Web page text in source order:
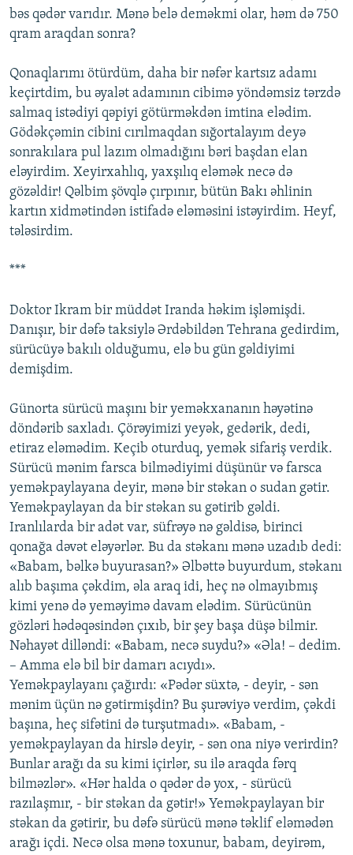
bəs qədər varıdır. Mənə belə deməkmi olar, həm də 750
qram araqdan sonra?
Qonaqlarımı ötürdüm, daha bir nəfər kartsız adamı
keçirtdim, bu əyalət adamının cibimə yöndəmsiz tərzdə
salmaq istədiyi qəpiyi götürməkdən imtina elədim.
Gödəkçəmin cibini cırılmaqdan sığortalayım deyə
sonrakılara pul lazım olmadığını bəri başdan elan
eləyirdim. Xeyirxahlıq, yaxşılıq eləmək necə də
gözəldir! Qəlbim şövqlə çırpınır, bütün Bakı əhlinin
kartın xidmətindən istifadə eləməsini istəyirdim. Heyf,
tələsirdim.
***
Doktor Ikram bir müddət Iranda həkim işləmişdi.
Danışır, bir dəfə taksiylə Ərdəbildən Tehrana gedirdim,
sürücüyə bakılı olduğumu, elə bu gün gəldiyimi
demişdim.
Günorta sürücü maşını bir yeməkxananın həyətinə
döndərib saxladı. Çörəyimizi yeyək, gedərik, dedi,
etiraz eləmədim. Keçib oturduq, yemək sifariş verdik.
Sürücü mənim farsca bilmədiyimi düşünür və farsca
yeməkpaylayana deyir, mənə bir stəkan o sudan gətir.
Yeməkpaylayan da bir stəkan su gətirib gəldi.
Iranlılarda bir adət var, süfrəyə nə gəldisə, birinci
qonağa dəvət eləyərlər. Bu da stəkanı mənə uzadıb dedi:
«Babam, bəlkə buyurasan?» Əlbəttə buyurdum, stəkanı
alıb başıma çəkdim, əla araq idi, heç nə olmayıbmış
kimi yenə də yeməyimə davam elədim. Sürücünün
gözləri hədəqəsindən çıxıb, bir şey başa düşə bilmir.
Nəhayət dilləndi: «Babam, necə suydu?» «Əla! – dedim.
– Amma elə bil bir damarı acıydı».
Yeməkpaylayanı çağırdı: «Pədər süxtə, - deyir, - sən
mənim üçün nə gətirmişdin? Bu şurəviyə verdim, çəkdi
başına, heç sifətini də turşutmadı». «Babam, -
yeməkpaylayan da hirslə deyir, - sən ona niyə verirdin?
Bunlar arağı da su kimi içirlər, su ilə araqda fərq
bilməzlər». «Hər halda o qədər də yox, - sürücü
razılaşmır, - bir stəkan da gətir!» Yeməkpaylayan bir
stəkan da gətirir, bu dəfə sürücü mənə təklif eləmədən
arağı içdi. Necə olsa mənə toxunur, babam, deyirəm,